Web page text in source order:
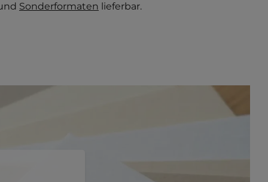
Sonderformaten lieferbar.